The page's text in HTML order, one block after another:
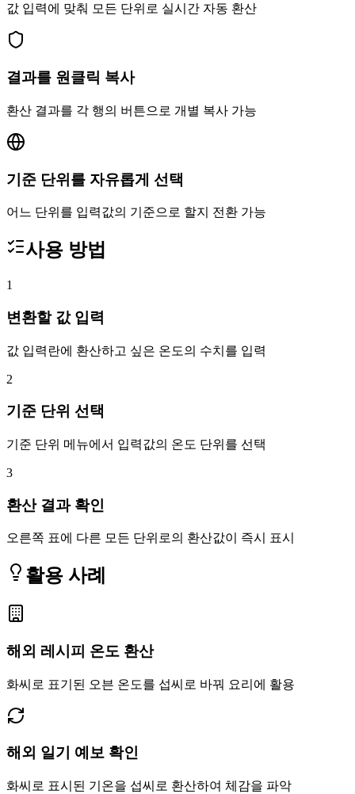
값 입력에 맞춰 모든 단위로 실시간 자동 환산
결과를 원클릭 복사
환산 결과를 각 행의 버튼으로 개별 복사 가능
기준 단위를 자유롭게 선택
어느 단위를 입력값의 기준으로 할지 전환 가능
사용 방법
1
변환할 값 입력
값 입력란에 환산하고 싶은 온도의 수치를 입력
2
기준 단위 선택
기준 단위 메뉴에서 입력값의 온도 단위를 선택
3
환산 결과 확인
오른쪽 표에 다른 모든 단위로의 환산값이 즉시 표시
활용 사례
해외 레시피 온도 환산
화씨로 표기된 오븐 온도를 섭씨로 바꿔 요리에 활용
해외 일기 예보 확인
화씨로 표시된 기온을 섭씨로 환산하여 체감을 파악